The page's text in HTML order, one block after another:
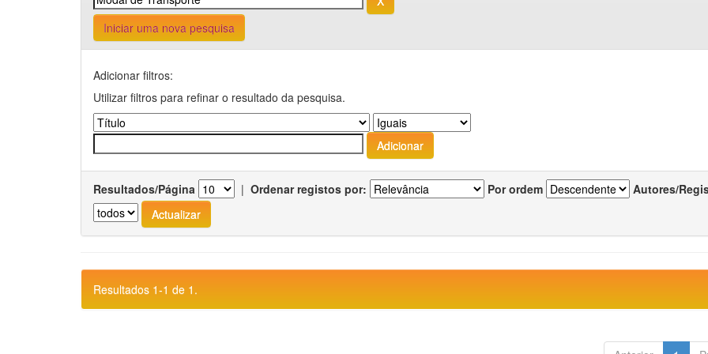
Iniciar uma nova pesquisa
Adicionar filtros:
Utilizar filtros para refinar o resultado da pesquisa.
Resultados/Página | Ordenar registos por: Por ordem Autores/
Resultados 1-1 de 1.